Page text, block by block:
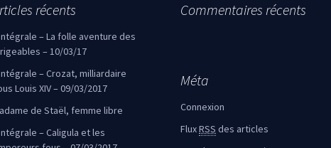
récents
– La folle aventure des
– 10/03/17
– Crozat, milliardaire
Louis XIV – 09/03/2017
de Staël, femme libre
– Caligula et les
Commentaires récents
Méta
Connexion
FluxRSS des articles